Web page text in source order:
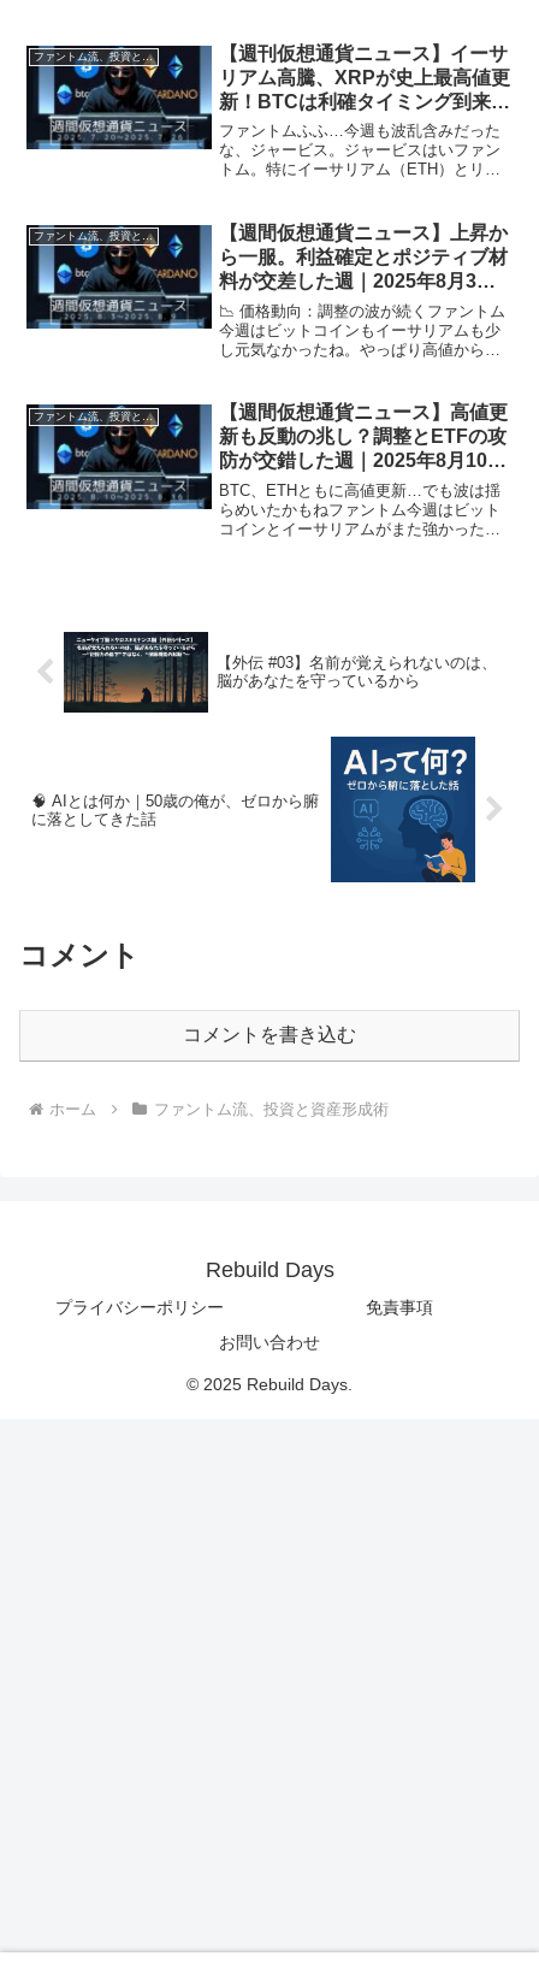
XRPなど主要アルトは一部軟調でした。
特にET...
ファントム流、投資と資産形成術
【週刊仮想通貨ニュース】イーサ
リアム高騰、XRPが史上最高値更
新！BTCは利確タイミング到来｜
2025年7月20日〜7月26日
ファントムふふ…今週も波乱含みだった
な、ジャービス。ジャービスはいファン
トム。特にイーサリアム（ETH）とリッ
ル突破とアルトの反撃ジャービス今週の
仮想通貨市場は、ア...
ファントム流、投資と資産形成術
【週間仮想通貨ニュース】上昇か
ら一服。利益確定とポジティブ材
料が交差した週｜2025年8月3
日〜8月9日
📉 価格動向：調整の波が続くファントム
今週はビットコインもイーサリアムも少
し元気なかったね。やっぱり高値からの
し、ETHも–2.77%と調整しました。XRP
やS...
ファントム流、投資と資産形成術
【週間仮想通貨ニュース】高値更
新も反動の兆し？調整とETFの攻
防が交錯した週｜2025年8月10
日〜16日
BTC、ETHともに高値更新…でも波は揺
らめいたかもねファントム今週はビット
コインとイーサリアムがまた強かった
【外伝 #03】名前が覚えられないのは、
脳があなたを守っているから
🧠 AIとは何か｜50歳の俺が、ゼロから腑
に落としてきた話
コメント
コメントを書き込む
ホーム ファントム流、投資と資産形成術
Rebuild Days
プライバシーポリシー
免責事項
お問い合わせ
© 2025 Rebuild Days.